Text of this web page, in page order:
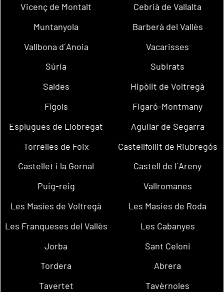
Vicenç de Montalt
Cebrià de Vallalta
Muntanyola
Barberà del Vallès
Vallbona d´Anoia
Vacarisses
Súria
Subirats
Saldes
Hipòlit de Voltregà
Fígols
Figaró-Montmany
Esplugues de Llobregat
Aguilar de Segarra
Torrelles de Foix
Castellfollit de Riubregós
Castellet i la Gornal
Castell de l´Areny
Puig-reig
Vallromanes
Les Masíes de Voltregà
Les Masies de Roda
Les Franqueses del Vallès
Les Cabanyes
Jorba
Sant Celoni
Tordera
Abrera
Tavertet
Tavèrnoles